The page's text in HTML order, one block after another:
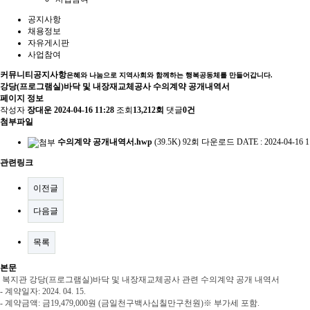
공지사항
채용정보
자유게시판
사업참여
커뮤니티 공지사항은혜와 나눔으로 지역사회와 함께하는 행복공동체를 만들어갑니다.
강당(프로그램실)바닥 및 내장재교체공사 수의계약 공개내역서
페이지 정보
작성자 장대운 2024-04-16 11:28 조회 13,212회 댓글0건
첨부파일
수의계약 공개내역서.hwp (39.5K) 92회 다운로드 DATE : 2024-04-16
관련링크
이전글
다음글
목록
본문
복지관 강당(프로그램실)바닥 및 내장재교체공사 관련 수의계약 공개 내역서
- 계약일자: 2024. 04. 15.
- 계약금액: 금19,479,000원 (금일천구백사십칠만구천원)※ 부가세 포함